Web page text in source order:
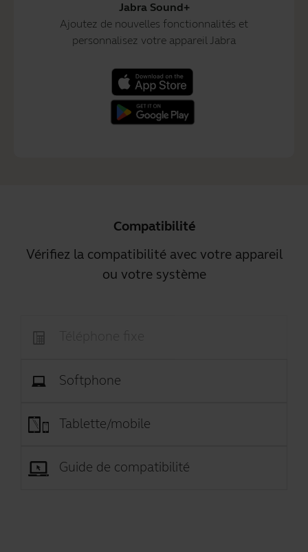
Jabra Sound+
Ajoutez de nouvelles fonctionnalités et
personnalisez votre appareil Jabra
Compatibilité
Vérifiez la compatibilité avec votre appareil
ou votre système
Softphone
Tablette/mobile
Guide de compatibilité